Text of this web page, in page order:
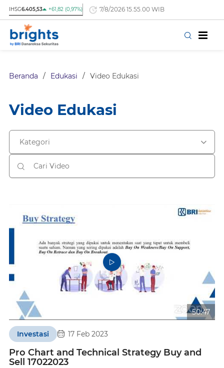
IHSG6.405,53 +61,82 (0,97%) 7/8/2026 15.55.00 WIB
Beranda / Edukasi / Video Edukasi
Video Edukasi
50:47
Investasi 17 Feb 2023
Pro Chart and Technical Strategy Buy and
Sell 17022023